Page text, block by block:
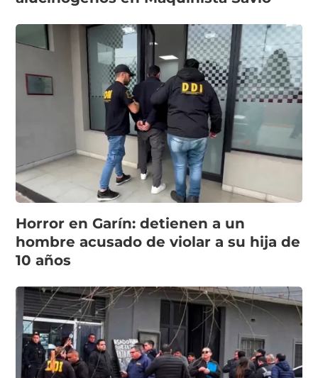
Horror en Garín: detienen a un
hombre acusado de violar a su hija de
10 años